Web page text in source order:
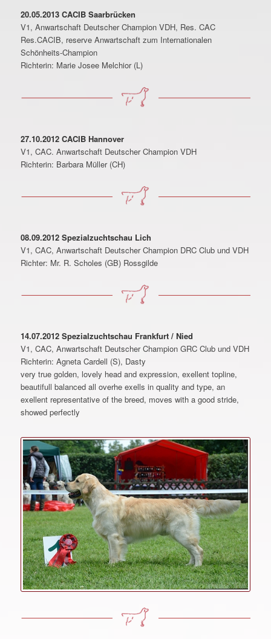
20.05.2013 CACIB Saarbrücken
V1, Anwartschaft Deutscher Champion VDH, Res. CAC
Res.CACIB, reserve Anwartschaft zum Internationalen
Schönheits-Champion
Richterin: Marie Josee Melchior (L)
27.10.2012 CACIB Hannover
V1, CAC. Anwartschaft Deutscher Champion VDH
Richterin: Barbara Müller (CH)
08.09.2012 Spezialzuchtschau Lich
V1, CAC, Anwartschaft Deutscher Champion DRC Club und VDH
Richter: Mr. R. Scholes (GB) Rossgilde
14.07.2012 Spezialzuchtschau Frankfurt / Nied
V1, CAC, Anwartschaft Deutscher Champion GRC Club und VDH
Richterin: Agneta Cardell (S), Dasty
very true golden, lovely head and expression, exellent topline,
beautifull balanced all overhe exells in quality and type, an
exellent representative of the breed, moves with a good stride,
showed perfectly